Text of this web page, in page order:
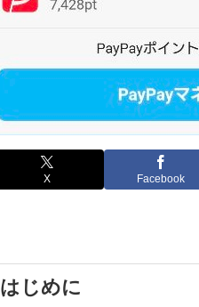
X Facebook
はじめに